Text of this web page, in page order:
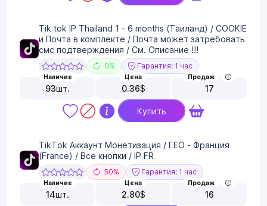
Tik tok IP Thailand 1 - 6 months (Таиланд) / COOKIE
и Почта в комплекте / Почта может затребовать
смс подтверждения / См. Описание !!!
0% Гарантия: 1 час
Наличие
93шт.
Цена
0.36$
Продаж
17
Купить
TikTok Аккаунт Монетизация / ГЕО - Франция
(France) / Все кнопки / IP FR
50% Гарантия: 1 час
Наличие
14шт.
Цена
2.80$
Продаж
16